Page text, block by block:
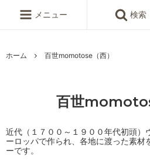
メニュー 検索
ホーム 百世momotose（西）
百世
近代（１７００～１９００年代初頭）
ーロッパで作られ、各地に渡った素材
ーです。